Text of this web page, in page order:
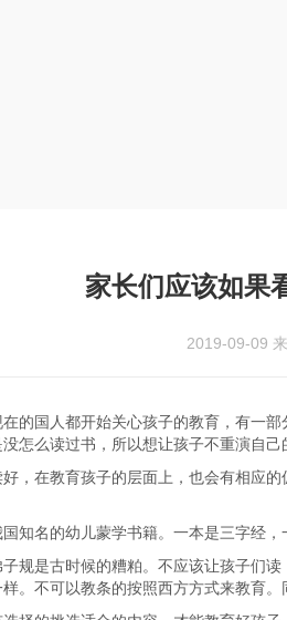
家长们应该如果
2019-09-09
的国人都开始关心孩子的教育，有一
怎么读过书，所以想让孩子不重演自己
，在教育孩子的层面上，也会有相应
知名的幼儿蒙学书籍。一本是三字经，
规是古时候的糟粕。不应该让孩子们
。不可以教条的按照西方方式来教育